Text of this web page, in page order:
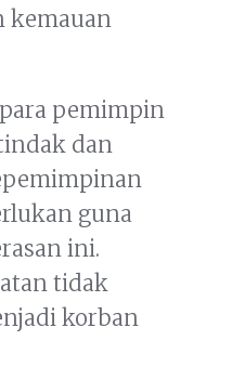
kemauan
pemimpin
dan
guna
ini.
tidak
korban